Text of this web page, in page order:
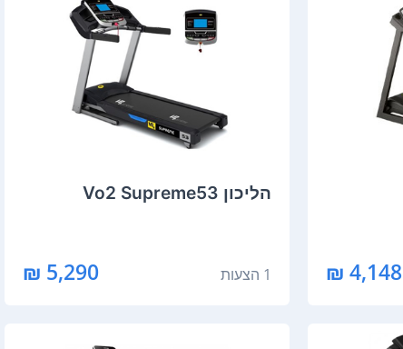
4,148 ₪
הליכון Vo2 Supreme53
1 הצעות 5,290 ₪